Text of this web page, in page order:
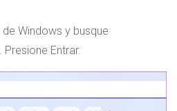
Windows y busque
Entrar.